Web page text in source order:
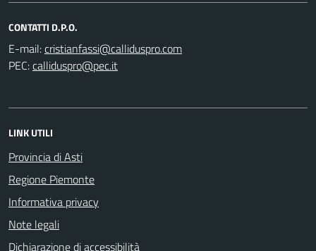
CONTATTI D.P.O.
E-mail:
PEC:
LINK UTILI
Provincia di Asti
Regione Piemonte
Informativa privacy
Note legali
Dichiarazione di accessibilità